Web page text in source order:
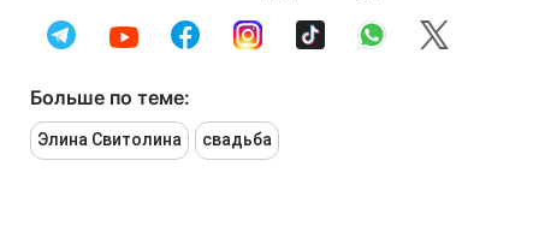
Больше по теме:
Элина Свитолина свадьба